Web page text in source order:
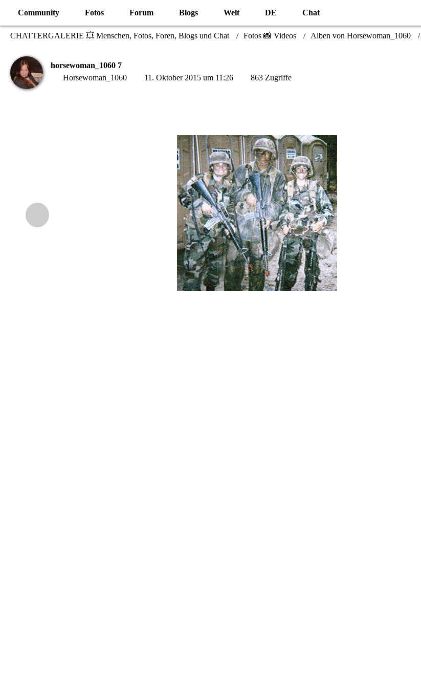
Community Fotos Forum Blogs Welt DE Chat
CHATTERGALERIE 💥 Menschen, Fotos, Foren, Blogs und Chat Fotos 📸 Videos Alben von Horsewoman_1060
horsewoman_1060 7
Horsewoman_1060
11. Oktober 2015 um 11:26 863 Zugriffe